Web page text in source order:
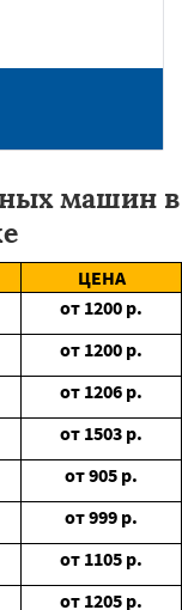
машин в
ЦЕНА
от 1200 р.
от 1200 р.
от 1206 р.
от 1503 р.
от905 р.
от999 р.
от 1105 р.
от 1205 р.